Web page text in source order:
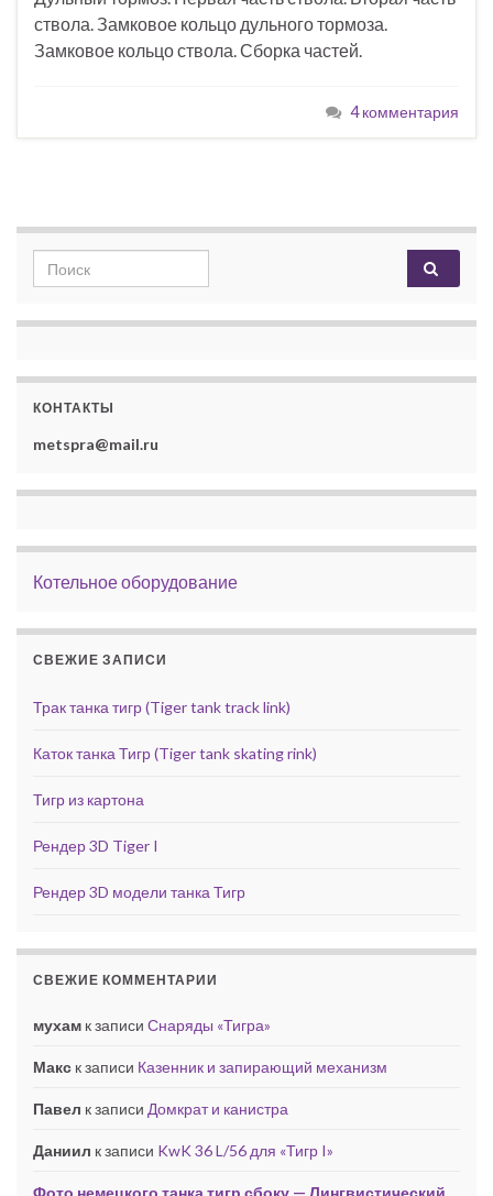
ствола. Замковое кольцо дульного тормоза.
Замковое кольцо ствола. Сборка частей.
4 комментария
Search for:
КОНТАКТЫ
metspra@mail.ru
Котельное оборудование
СВЕЖИЕ ЗАПИСИ
Трак танка тигр (Tiger tank track link)
Каток танка Тигр (Tiger tank skating rink)
Тигр из картона
Рендер 3D Tiger I
Рендер 3D модели танка Тигр
СВЕЖИЕ КОММЕНТАРИИ
мухам к записи Снаряды «Тигра»
Макс к записи Казенник и запирающий механизм
Павел к записи Домкрат и канистра
Даниил к записи KwK 36 L/56 для «Тигр I»
Фото немецкого танка тигр сбоку — Лингвистический